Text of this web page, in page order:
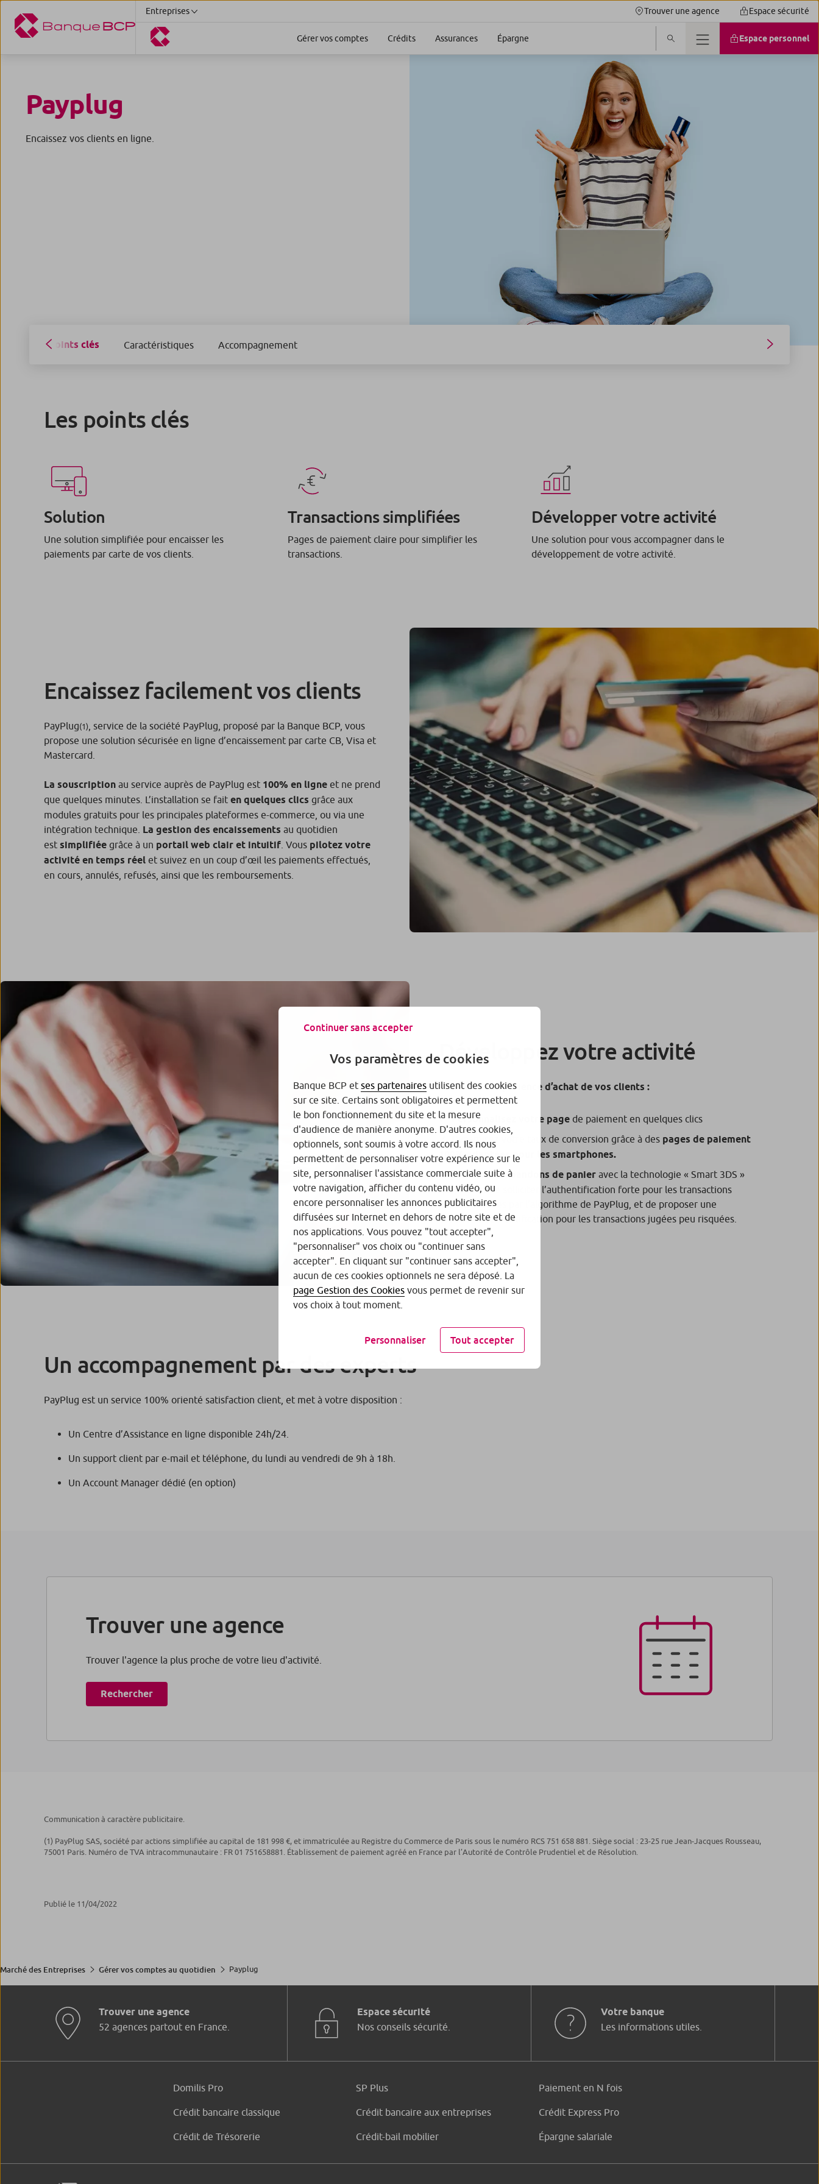
Entreprises Trouver une agence Espace sécurité
Gérer vos comptes Crédits Assurances Épargne Espace personnel
Payplug
Encaissez vos clients en ligne.
Points clés Caractéristiques Accompagnement
Les points clés
Solution
Une solution simplifiée pour encaisser les
paiements par carte de vos clients.
Transactions simplifiées
Pages de paiement claire pour simplifier les
transactions.
Développer votre activité
Une solution pour vous accompagner dans le
développement de votre activité.
Encaissez facilement vos clients
PayPlug(1) , service de la société PayPlug, proposé par la Banque BCP, vous
propose une solution sécurisée en ligne d’encaissement par carte CB, Visa et
Mastercard.
La souscription au service auprès de PayPlug est 100% en ligne et ne prend
que quelques minutes. L’installation se fait en quelques clics grâce aux
modules gratuits pour les principales plateformes e-commerce, ou via une
intégration technique. La gestion des encaissements au quotidien
est simplifiée grâce à un portail web clair et intuitif . Vous pilotez votre
activité en temps réel et suivez en un coup d’œil les paiements effectués,
en cours, annulés, refusés, ainsi que les remboursements.
Développez votre activité
Améliorezl’expérience d’achat de vos clients :
Personnalisez votre page de paiement en quelques clics
Dynamisez votre taux de conversion grâce à des pages de paiement
100% adaptées pour les smartphones.
Limitez les abandons de panier avec la technologie « Smart 3DS »
qui permet de solliciter l’authentification forte pour les transactions
jugées risquées par l’algorithme de PayPlug, et de proposer une
absence d’authentification pour les transactions jugées peu risquées.
Un accompagnement par des experts
PayPlug est un service 100% orienté satisfaction client, et met à votre disposition :
Un Centre d’Assistance en ligne disponible 24h/24.
Un support client par e-mail et téléphone, du lundi au vendredi de 9h à 18h.
Un Account Manager dédié (en option)
Trouver une agence
Trouver l'agence la plus proche de votre lieu d'activité.
Rechercher
Communication à caractère publicitaire.
(1) PayPlug SAS, société par actions simplifiée au capital de 181 998 €, et immatriculée au Registre du Commerce de Paris sous le numéro RCS 751 658 881. Siège social : 23-25 rue Jean-Jacques Rousseau,
75001 Paris. Numéro de TVA intracommunautaire : FR 01 751658881. Établissement de paiement agréé en France par l’Autorité de Contrôle Prudentiel et de Résolution.
Publié le 11/04/2022
Marché des Entreprises Gérer vos comptes au quotidien Payplug
Trouver une agence
52 agences partout en France.
Espace sécurité
Nos conseils sécurité.
Votre banque
Les informations utiles.
Domilis Pro SP Plus Paiement en N fois
Crédit bancaire classique Crédit bancaire aux entreprises Crédit Express Pro
Crédit de Trésorerie Crédit-bail mobilier Épargne salariale
Continuer sans accepter
Vos paramètres de cookies
Banque BCP et ses partenaires utilisent des cookies
sur ce site. Certains sont obligatoires et permettent
le bon fonctionnement du site et la mesure
d'audience de manière anonyme. D'autres cookies,
optionnels, sont soumis à votre accord. Ils nous
permettent de personnaliser votre expérience sur le
site, personnaliser l'assistance commerciale suite à
votre navigation, afficher du contenu vidéo, ou
encore personnaliser les annonces publicitaires
diffusées sur Internet en dehors de notre site et de
nos applications. Vous pouvez "tout accepter",
"personnaliser" vos choix ou "continuer sans
accepter". En cliquant sur "continuer sans accepter",
aucun de ces cookies optionnels ne sera déposé. La
page Gestion des Cookies vous permet de revenir sur
vos choix à tout moment.
Personnaliser Tout accepter